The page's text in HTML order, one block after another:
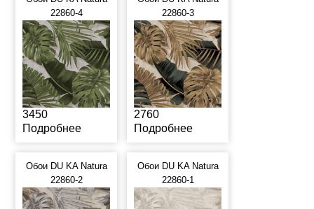
22860-4
3450
Подробнее
22860-3
2760
Подробнее
Обои DU KA Natura
22860-2
Обои DU KA Natura
22860-1